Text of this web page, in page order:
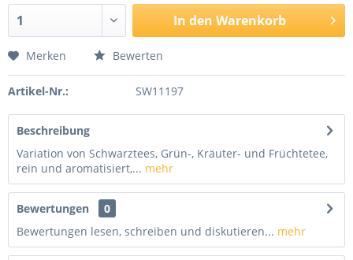
In den Warenkorb
Merken Bewerten
Artikel-Nr.: SW11197
Beschreibung
Variation von Schwarztees, Grün-, Kräuter- und Früchtetee,
rein und aromatisiert,... mehr
Bewertungen
0
Bewertungen lesen, schreiben und diskutieren... mehr